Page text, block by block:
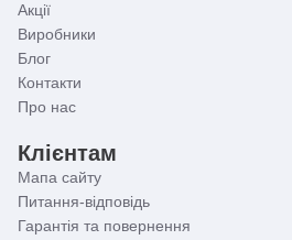
Акції
Виробники
Блог
Контакти
Про нас
Клієнтам
Мапа сайту
Питання-відповідь
Гарантія та повернення